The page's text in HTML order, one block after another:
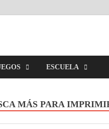
ESCUELA
MÁS PARA